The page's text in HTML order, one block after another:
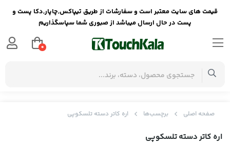
صفحه اصلی برچسب‌ها اره کاتر دسته تلسکوپی
اره کاتر دسته تلسکوپی
قیمت های سایت معتبر است و سفارشات از طریق تیپاکس,چاپار,دکا پست و
پست در حال ارسال میباشد از صبوری شما سپاسگذاریم
0